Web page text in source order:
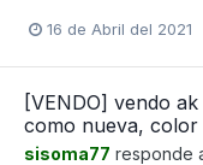
16 de Abril del 2021
[VENDO] vendo
como nueva, color
sisoma77 responde